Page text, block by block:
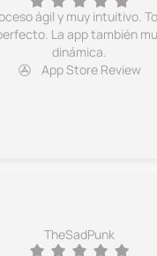
ágil y muy intuitivo.
La app también
dinámica.
App Store Review
TheSadPunk